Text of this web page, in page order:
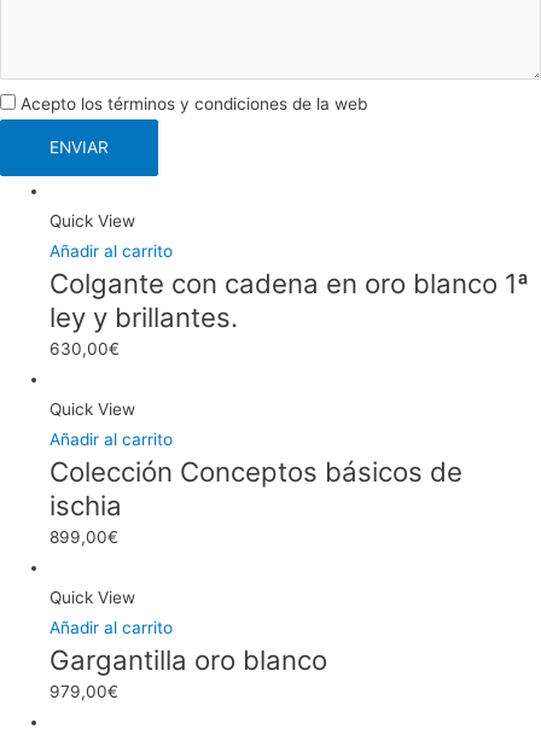
Acepto los términos y condiciones de la web
ENVIAR
Quick View
Añadir al carrito
Colgante con cadena en oro blanco 1ª
ley y brillantes.
630,00€
Quick View
Añadir al carrito
Colección Conceptos básicos de
ischia
899,00€
Quick View
Añadir al carrito
Gargantilla oro blanco
979,00€